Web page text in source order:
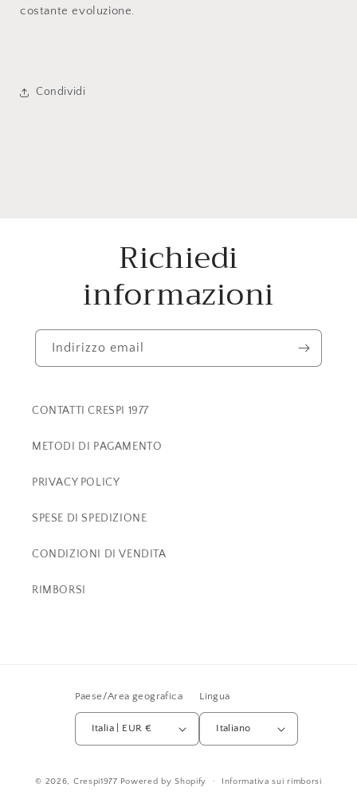
costante evoluzione.
Condividi
Richiedi
informazioni
Indirizzo email
CONTATTI CRESPI 1977
METODI DI PAGAMENTO
PRIVACY POLICY
SPESE DI SPEDIZIONE
CONDIZIONI DI VENDITA
RIMBORSI
Paese/Area geografica
Italia | EUR €
Lingua
Italiano
© 2026, Crespi1977 Powered by Shopify Informativa sui rimborsi